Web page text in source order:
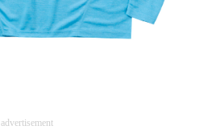
advertisement